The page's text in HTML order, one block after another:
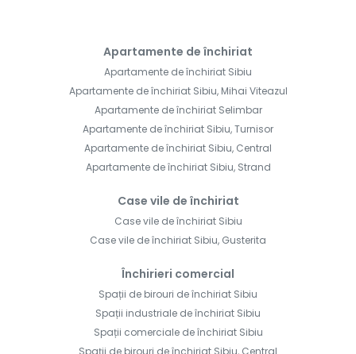
Apartamente de închiriat
Apartamente de închiriat Sibiu
Apartamente de închiriat Sibiu, Mihai Viteazul
Apartamente de închiriat Selimbar
Apartamente de închiriat Sibiu, Turnisor
Apartamente de închiriat Sibiu, Central
Apartamente de închiriat Sibiu, Strand
Case vile de închiriat
Case vile de închiriat Sibiu
Case vile de închiriat Sibiu, Gusterita
Închirieri comercial
Spații de birouri de închiriat Sibiu
Spații industriale de închiriat Sibiu
Spații comerciale de închiriat Sibiu
Spații de birouri de închiriat Sibiu, Central